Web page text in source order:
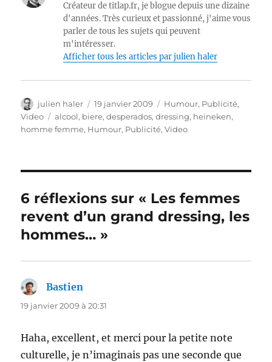
Créateur de titlap.fr, je blogue depuis une dizaine
d'années. Très curieux et passionné, j'aime vous
parler de tous les sujets qui peuvent
m'intéresser.
Afficher tous les articles par julien haler
Auteur
julien haler
Publié
le
19 janvier 2009 Catégories
Humour, Publicité,
Video
Étiquettes
alcool, biere,desperados,dressing, heineken,
homme femme, Humour, Publicité,Video
6 réflexions sur « Les femmes
revent d’un grand dressing, les
hommes… »
Bastien
19 janvier 2009 à 20:31
Haha, excellent, et merci pour la petite note
culturelle, je n’imaginais pas une seconde que